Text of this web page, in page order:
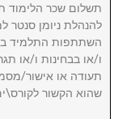
תשלום שכר הלימוד
להנהלת ניומן סנטר
השתתפות התלמיד
ו/או בבחינות ו/או
תעודה או אישור/
שהוא הקשור